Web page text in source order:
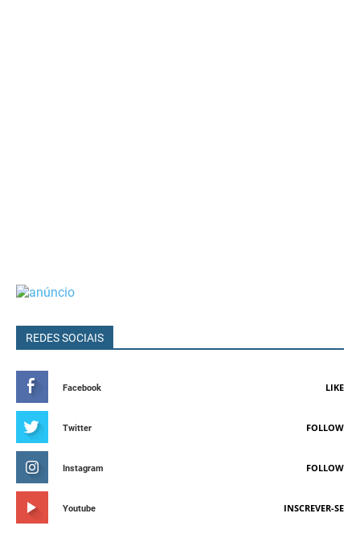
REDES SOCIAIS
Facebook LIKE
Twitter FOLLOW
Instagram FOLLOW
Youtube INSCREVER-SE